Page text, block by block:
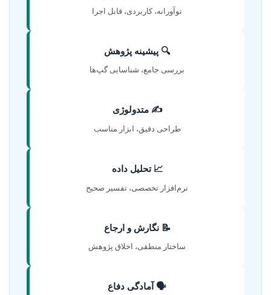
نوآورانه، کاربردی، قابل اجرا
🔍 پیشینه پژوهش
بررسی جامع، شناسایی گپ‌ها
✍️ متدولوژی
طراحی دقیق، ابزار مناسب
📈 تحلیل داده
نرم‌افزار تخصصی، تفسیر صحیح
📝 نگارش و ارجاع
ساختار منطقی، اخلاق پژوهش
🗣️ آمادگی دفاع